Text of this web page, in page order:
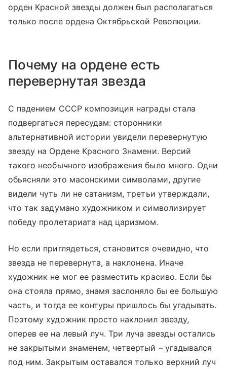
орден Красной звезды должен был располагаться
только после ордена Октябрьской Революции.
Почему на ордене есть
перевернутая звезда
С падением СССР композиция награды стала
подвергаться пересудам: сторонники
альтернативной истории увидели перевернутую
звезду на Ордене Красного Знамени. Версий
такого необычного изображения было много. Одни
обьясняли это масонскими символами, другие
видели чуть ли не сатанизм, третьи утверждали,
что так задумано художником и символизирует
победу пролетариата над царизмом.
Но если приглядеться, становится очевидно, что
звезда не перевернута, а наклонена. Иначе
художник не мог ее разместить красиво. Если бы
она стояла прямо, знамя заслоняло бы ее большую
часть, и тогда ее контуры пришлось бы угадывать.
Поэтому художник просто наклонил звезду,
оперев ее на левый луч. Три луча звезды остались
не закрытыми знаменем, четвертый – угадывался
под ним. Закрытым оставался только верхний луч